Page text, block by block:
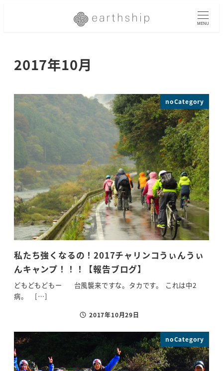
MENU
2017年10月
noCategory
私たち強くなるの！2017チャリンコうぃんうぃ
んキャンプ！！！【報告ブログ】
どもどもどもー 台風襲来ですな。タカです。 これは中2
病。 […]
投稿日2017年10月29日
noCategory